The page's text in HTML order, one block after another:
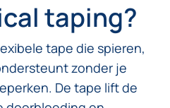
taping?
tape die spieren,
zonder je
De tape lift de